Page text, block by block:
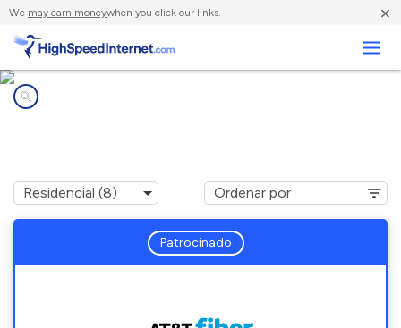
We may earn moneywhen you click our links. ×
Patrocinado